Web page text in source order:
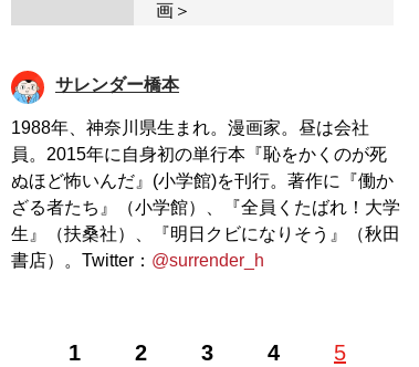
画＞
サレンダー橋本
1988年、神奈川県生まれ。漫画家。昼は会社
員。2015年に自身初の単行本『恥をかくのが死
ぬほど怖いんだ』(小学館)を刊行。著作に『働か
ざる者たち』（小学館）、『全員くたばれ！大学
生』（扶桑社）、『明日クビになりそう』（秋田
書店）。Twitter： @surrender_h
1 2 3 4 5